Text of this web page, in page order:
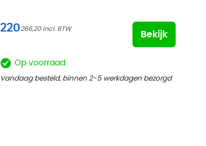
220266,20
Bekijk
Op voorraad
Vandaag besteld, binnen 2-5 werkdagen bezorgd